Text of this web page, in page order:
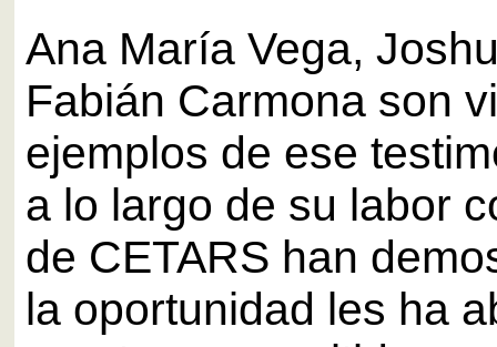
Ana María Vega,
Fabián Carmona son
ejemplos de ese
a lo largo de su labor
de CETARS han
la oportunidad les ha